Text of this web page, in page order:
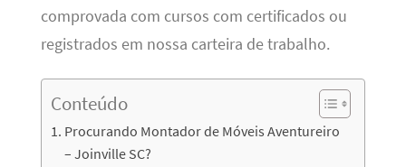
comprovada com cursos com certificados ou
registrados em nossa carteira de trabalho.
Conteúdo
Procurando Montador de Móveis Aventureiro
– Joinville SC?